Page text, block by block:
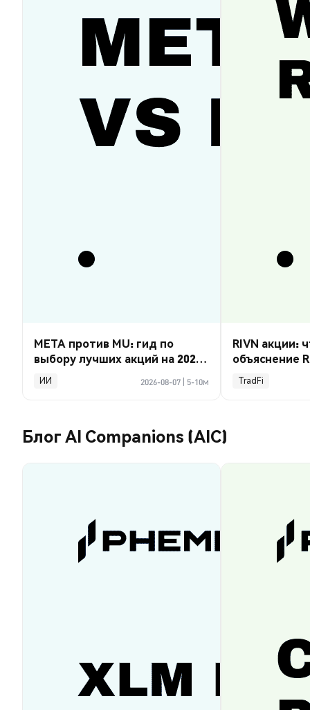
META против MU: гид по
выбору лучших акций на 2026
год
ИИ 2026-08-07 5-10м
RIVN акции:
объяснение
TradFi
Блог AI Companions (AIC)